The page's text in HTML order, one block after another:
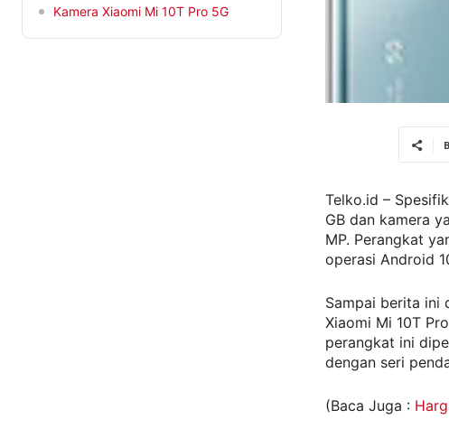
Kamera Xiaomi Mi 10T Pro 5G
Telko.id –
GB dan kamera
MP. Perangkat
operasi Android
Sampai berita ini
Xiaomi Mi 10T
perangkat ini
dengan seri
(Baca Juga :